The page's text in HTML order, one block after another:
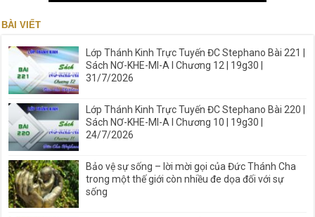
BÀI VIẾT
Lớp Thánh Kinh Trực Tuyến ĐC Stephano Bài 221 |
Sách NƠ-KHE-MI-A I Chương 12 | 19g30 |
31/7/2026
Lớp Thánh Kinh Trực Tuyến ĐC Stephano Bài 220 |
Sách NƠ-KHE-MI-A I Chương 10 | 19g30 |
24/7/2026
Bảo vệ sự sống – lời mời gọi của Đức Thánh Cha
trong một thế giới còn nhiều đe dọa đối với sự
sống